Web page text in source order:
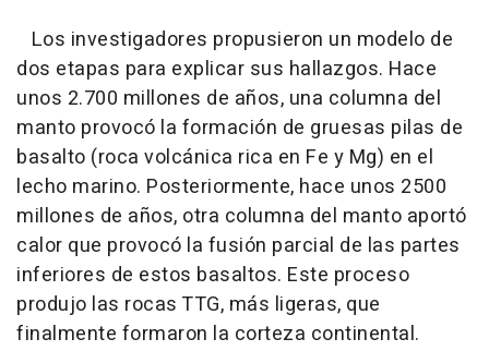
Los investigadores propusieron un modelo de
dos etapas para explicar sus hallazgos. Hace
unos 2.700 millones de años, una columna del
manto provocó la formación de gruesas pilas de
basalto (roca volcánica rica en Fe y Mg) en el
lecho marino. Posteriormente, hace unos 2500
millones de años, otra columna del manto aportó
calor que provocó la fusión parcial de las partes
inferiores de estos basaltos. Este proceso
produjo las rocas TTG, más ligeras, que
finalmente formaron la corteza continental.